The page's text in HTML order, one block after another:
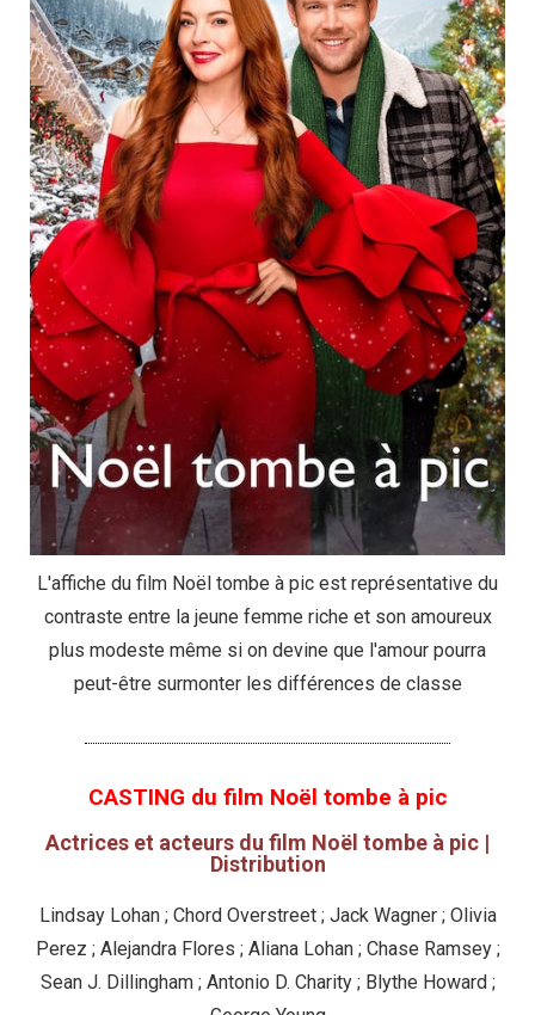
L'affiche du film Noël tombe à pic est représentative du
contraste entre la jeune femme riche et son amoureux
plus modeste même si on devine que l'amour pourra
peut-être surmonter les différences de classe
CASTING du film Noël tombe à pic
Actrices et acteurs du film Noël tombe à pic |
Distribution
Lindsay Lohan ; Chord Overstreet ; Jack Wagner ; Olivia
Perez ; Alejandra Flores ; Aliana Lohan ; Chase Ramsey ;
Sean J. Dillingham ; Antonio D. Charity ; Blythe Howard ;